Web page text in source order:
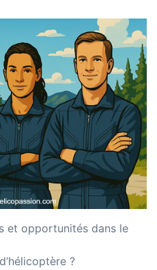
et opportunités dans le
?